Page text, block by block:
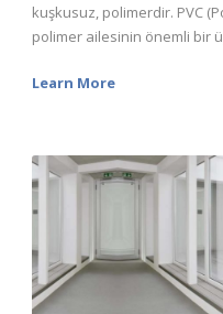
kuşkusuz, polimerdir. PVC
polimer ailesinin önemli bir
Learn More